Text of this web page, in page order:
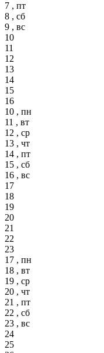
7 , пт
8 , сб
9 , вс
10
11
12
13
14
15
16
10 , пн
11 , вт
12 , ср
13 , чт
14 , пт
15 , сб
16 , вс
17
18
19
20
21
22
23
17 , пн
18 , вт
19 , ср
20 , чт
21 , пт
22 , сб
23 , вс
24
25